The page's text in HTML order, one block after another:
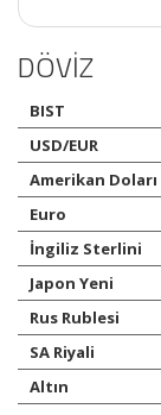
DÖVİZ
BIST
USD/EUR
Amerikan Doları
Euro
İngiliz Sterlini
Japon Yeni
Rus Rublesi
SA Riyali
Altın